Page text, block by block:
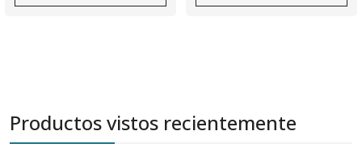
Productos vistos recientemente